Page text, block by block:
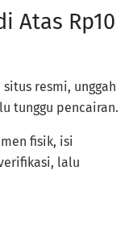
Atas Rp10
resmi, unggah
tunggu pencairan.
fisik, isi
lalu